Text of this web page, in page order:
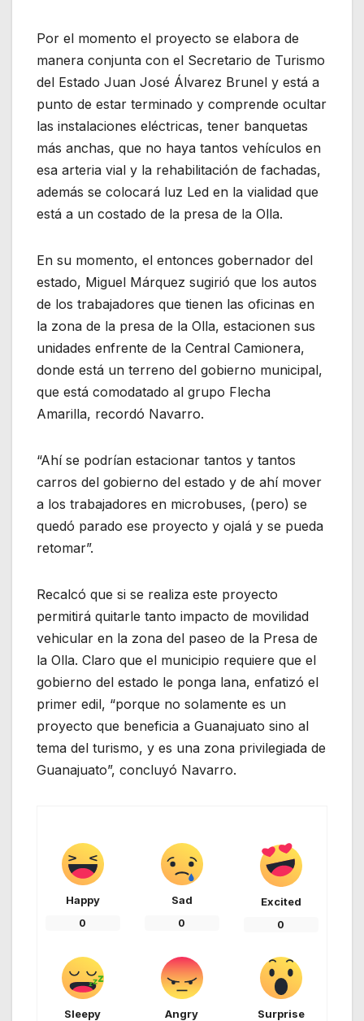
Por el momento el proyecto se elabora de
manera conjunta con el Secretario de Turismo
del Estado Juan José Álvarez Brunel y está a
punto de estar terminado y comprende ocultar
las instalaciones eléctricas, tener banquetas
más anchas, que no haya tantos vehículos en
esa arteria vial y la rehabilitación de fachadas,
además se colocará luz Led en la vialidad que
está a un costado de la presa de la Olla.
En su momento, el entonces gobernador del
estado, Miguel Márquez sugirió que los autos
de los trabajadores que tienen las oficinas en
la zona de la presa de la Olla, estacionen sus
unidades enfrente de la Central Camionera,
donde está un terreno del gobierno municipal,
que está comodatado al grupo Flecha
Amarilla, recordó Navarro.
“Ahí se podrían estacionar tantos y tantos
carros del gobierno del estado y de ahí mover
a los trabajadores en microbuses, (pero) se
quedó parado ese proyecto y ojalá y se pueda
retomar”.
Recalcó que si se realiza este proyecto
permitirá quitarle tanto impacto de movilidad
vehicular en la zona del paseo de la Presa de
la Olla. Claro que el municipio requiere que el
gobierno del estado le ponga lana, enfatizó el
primer edil, “porque no solamente es un
proyecto que beneficia a Guanajuato sino al
tema del turismo, y es una zona privilegiada de
Guanajuato”, concluyó Navarro.
Happy
0
Sad
0
Excited
0
Sleepy Angry Surprise